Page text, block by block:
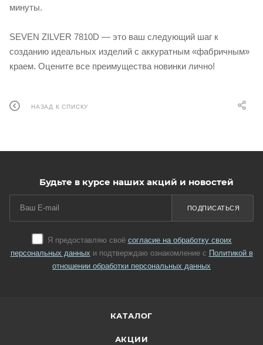
минуты.
SEVEN ZILVER 7810D — это ваш следующий шаг к
созданию идеальных изделий с аккуратным «фабричным»
краем. Оцените все преимущества новинки лично!
НАЗАД К СПИСКУ
Будьте в курсе наших акций и новостей
Я предоставляю своё согласие на обработку своих
персональных данных и подтверждаю ознакомление с Политикой в
отношении обработки персональных данных
ПОДПИСАТЬСЯ
КАТАЛОГ
АКЦИИ